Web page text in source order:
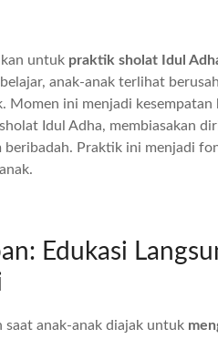
untuk praktik sholat Idul
anak-anak terlihat
Momen ini menjadi kesempatan
Idul Adha, membiasakan
beribadah. Praktik ini menjadi
Edukasi
saat anak-anak diajak untuk